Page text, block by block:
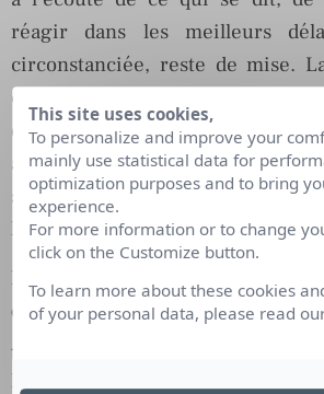
réagir dans les meilleurs
circonstanciée, reste de mise.
en période de crise, dans un
défiance et de suspicion, reste un
aussi périlleux qui invite à
sens, d’humilité et d’empathie,
les circonstances.
La journée-type d’un
communication de crise ?
Aucune journée ne se
This site uses cookies,
To personalize and improve your
mainly use statistical data for
optimization purposes and to bring
experience.
For more information or to change
click on the Customize button.
To learn more about these cookies
of your personal data, please read